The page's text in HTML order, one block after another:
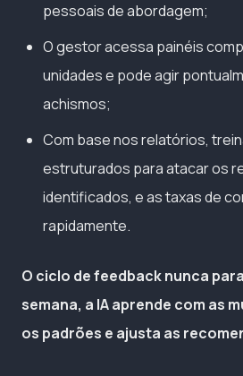
pessoais de abordagem;
O gestor acessa painéis
unidades e pode agir
achismos;
Com base nos relatórios,
estruturados para atacar os
identificados, e as taxas de
rapidamente.
O ciclo de feedback nunca
semana, a IA aprende com as
os padrões e ajusta as